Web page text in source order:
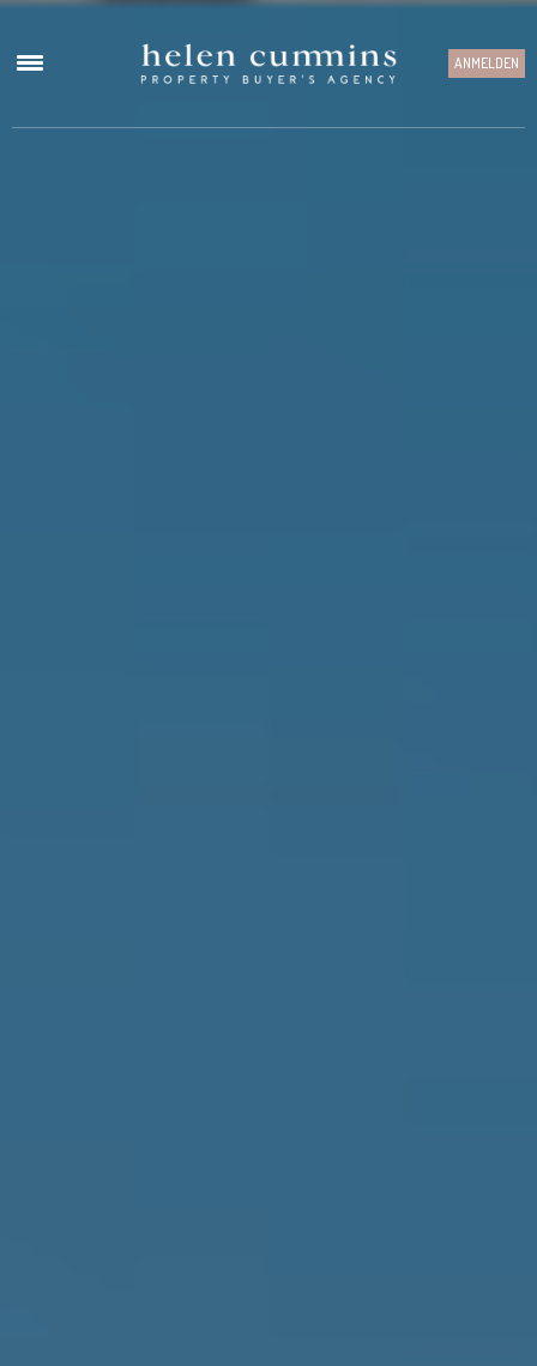
ANMELDEN